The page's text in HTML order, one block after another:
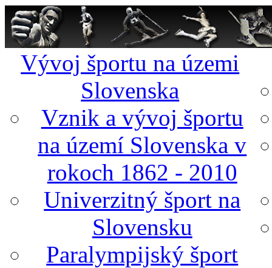
Vývoj športu na územi
Slovenska
Vznik a vývoj športu
na území Slovenska v
rokoch 1862 - 2010
Univerzitný šport na
Slovensku
Paralympijský šport